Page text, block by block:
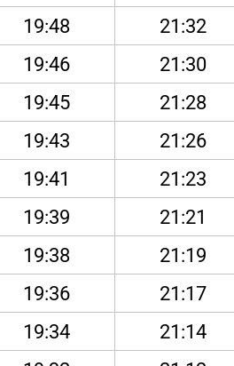
19:48
21:32
19:46
21:30
19:45
21:28
19:43
21:26
19:41
21:23
19:39
21:21
19:38
21:19
19:36
21:17
19:34
21:14